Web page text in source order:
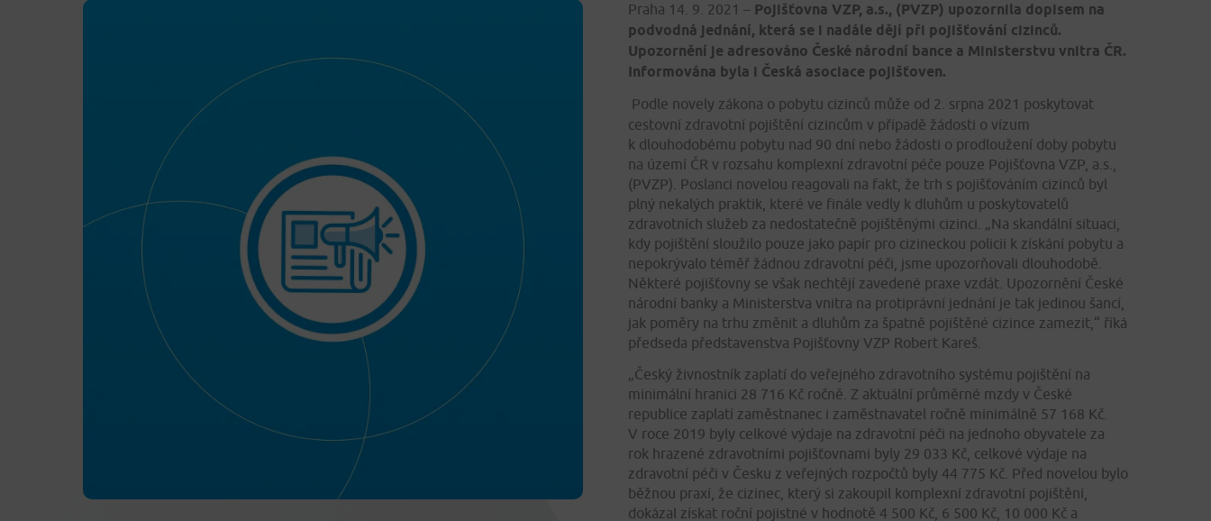
Praha 14. 9. 2021 – Pojišťovna VZP, a.s., (PVZP) upozornila dopisem na
podvodná jednání, která se i nadále dějí při pojišťování cizinců.
Upozornění je adresováno České národní bance a Ministerstvu vnitra ČR.
Informována byla i Česká asociace pojišťoven.
Podle novely zákona o pobytu cizinců může od 2. srpna 2021 poskytovat
cestovní zdravotní pojištění cizincům v případě žádosti o vízum
k dlouhodobému pobytu nad 90 dní nebo žádosti o prodloužení doby pobytu
na území ČR v rozsahu komplexní zdravotní péče pouze Pojišťovna VZP, a.s.,
(PVZP). Poslanci novelou reagovali na fakt, že trh s pojišťováním cizinců byl
plný nekalých praktik, které ve finále vedly k dluhům u poskytovatelů
zdravotních služeb za nedostatečně pojištěnými cizinci. „Na skandální situaci,
kdy pojištění sloužilo pouze jako papír pro cizineckou policii k získání pobytu a
nepokrývalo téměř žádnou zdravotní péči, jsme upozorňovali dlouhodobě.
Některé pojišťovny se však nechtějí zavedené praxe vzdát. Upozornění České
národní banky a Ministerstva vnitra na protiprávní jednání je tak jedinou šancí,
jak poměry na trhu změnit a dluhům za špatně pojištěné cizince zamezit,“ říká
předseda představenstva Pojišťovny VZP Robert Kareš.
„Český živnostník zaplatí do veřejného zdravotního systému pojištění na
minimální hranici 28 716 Kč ročně. Z aktuální průměrné mzdy v České
republice zaplatí zaměstnanec i zaměstnavatel ročně minimálně 57 168 Kč.
V roce 2019 byly celkové výdaje na zdravotní péči na jednoho obyvatele za
rok hrazené zdravotními pojišťovnami byly 29 033 Kč, celkové výdaje na
zdravotní péči v Česku z veřejných rozpočtů byly 44 775 Kč. Před novelou bylo
běžnou praxí, že cizinec, který si zakoupil komplexní zdravotní pojištění,
dokázal získat roční pojistné v hodnotě 4 500 Kč, 6 500 Kč, 10 000 Kč a